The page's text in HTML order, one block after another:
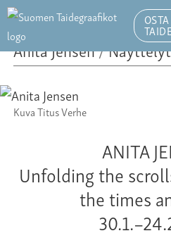
OSTA
Anita Jensen/Näyttelyt
Kuva Titus Verhe
ANITA
Unfolding the
the times